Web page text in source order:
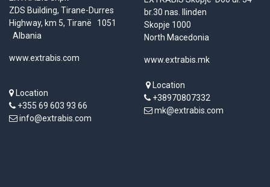
ZDS Building, Tirane-Durres
Highway, km 5, Tiranë 1051
Albania
www.extrabis.com
Location
+355 69 603 93 66
info@extrabis.com
br.30 nas. Ilinden
Skopje 1000
North Macedonia
www.extrabis.mk
Location
+38970807332
mk@extrabis.com